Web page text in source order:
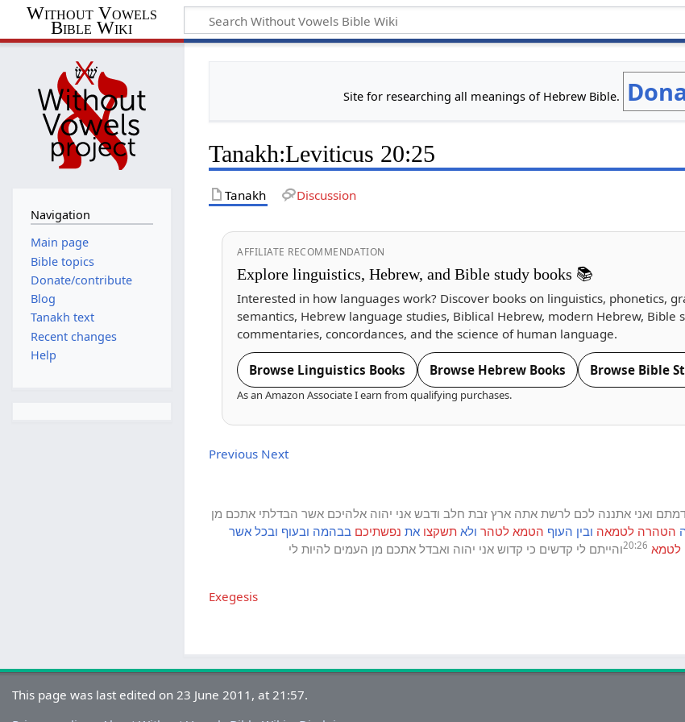
Without Vowels
Bible Wiki
Site for researching all meanings of Hebrew Bible.
Tanakh:Leviticus 20:25
Tanakh Discussion
AFFILIATE RECOMMENDATION
Explore linguistics, Hebrew, and Bible study books 📚
Interested in how languages work? Discover books on linguistics, phonetics,
semantics, Hebrew language studies, Biblical Hebrew, modern Hebrew, Bible
commentaries, concordances, and the science of human language.
Browse Linguistics Books Browse Hebrew Books Browse Bible
As an Amazon Associate I earn from qualifying purchases.
Previous Next
ואני אתננה לכם לרשת אתה ארץ זבת חלב ודבש אני יהוה אלהיכם אשר הבדלתי אתכם מן
הטהרה לטמאה ובין העוף הטמא לטהר ולא תשקצו את נפשתיכם בבהמה ובעוף ובכל אשר
לטמא 20:26והייתם לי קדשים כי קדוש אני יהוה ואבדל אתכם מן העמים להיות לי
Exegesis
Navigation
Main page
Bible topics
Donate/contribute
Blog
Tanakh text
Recent changes
Help
This page was last edited on 23 June 2011, at 21:57.